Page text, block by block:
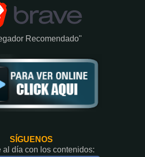
Recomendado"
SÍGUENOS
al día con los contenidos: